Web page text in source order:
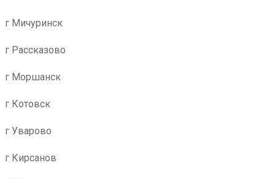
г Мичуринск
г Рассказово
г Моршанск
г Котовск
г Уварово
г Кирсанов